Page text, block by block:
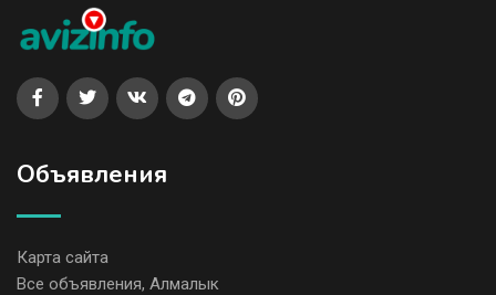
Объявления
Карта сайта
Все объявления, Алмалык